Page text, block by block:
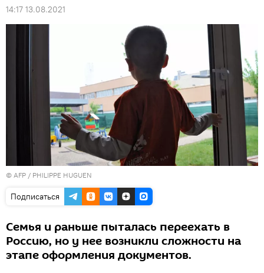
14:17 13.08.2021
© AFP / PHILIPPE HUGUEN
Подписаться
Семья и раньше пыталась переехать в
Россию, но у нее возникли сложности на
этапе оформления документов.